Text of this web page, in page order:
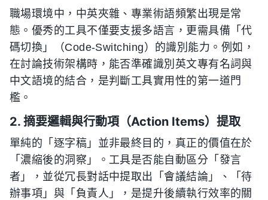
職場環境中，中英夾雜、專業術語頻繁出現是常
態。優秀的工具不僅要支援多語言，更需具備「代
碼切換」（Code-Switching）的識別能力。例如，
在討論技術架構時，能否準確識別英文專有名詞與
中文語境的結合，是判斷工具實用性的第一道門
檻。
2. 摘要邏輯與行動項（Action Items）提取
單純的「逐字稿」並非最終目的，真正的價值在於
「濃縮後的洞察」。工具是否能自動區分「發言
者」，並從冗長對話中提取出「會議結論」、「待
辦事項」與「負責人」，是提升後續執行效率的關